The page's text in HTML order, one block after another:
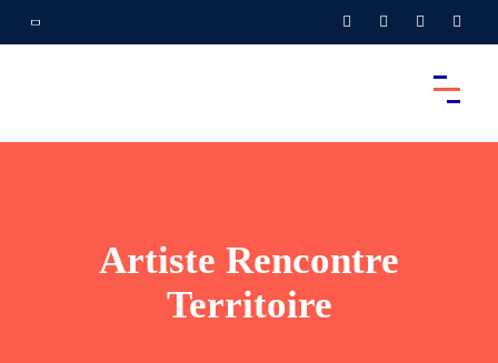
Artiste Rencontre
Territoire